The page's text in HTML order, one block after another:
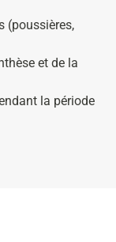
(poussières,
et de la
la période